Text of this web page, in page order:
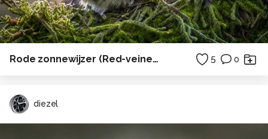
Rode zonnewijzer (Red-veined Dropwing) 5 0
diezel